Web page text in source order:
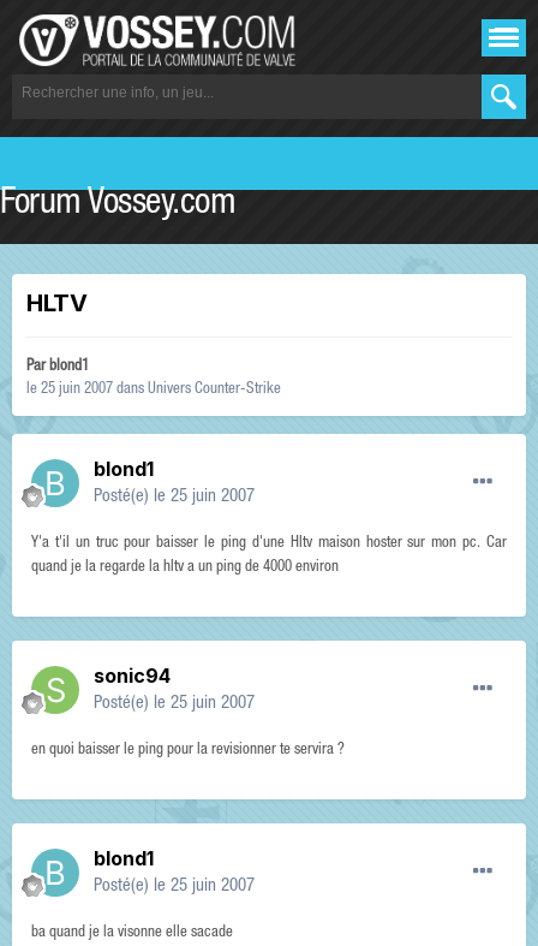
Forum Vossey.com
HLTV
Parblond1
le 25 juin 2007 dans Univers Counter-Strike
blond1
Posté(e) le 25 juin 2007
Y'a t'il un truc pour baisser le ping d'une Hltv maison hoster sur mon pc. Car
quand je la regarde la hltv a un ping de 4000 environ
sonic94
Posté(e) le 25 juin 2007
en quoi baisser le ping pour la revisionner te servira ?
blond1
Posté(e) le 25 juin 2007
ba quand je la visonne elle sacade